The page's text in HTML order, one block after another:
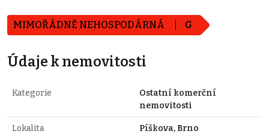
MIMOŘÁDNĚ NEHOSPODÁRNÁ G
Údaje k nemovitosti
Kategorie
Ostatní komerční
nemovitosti
Lokalita Píškova, Brno